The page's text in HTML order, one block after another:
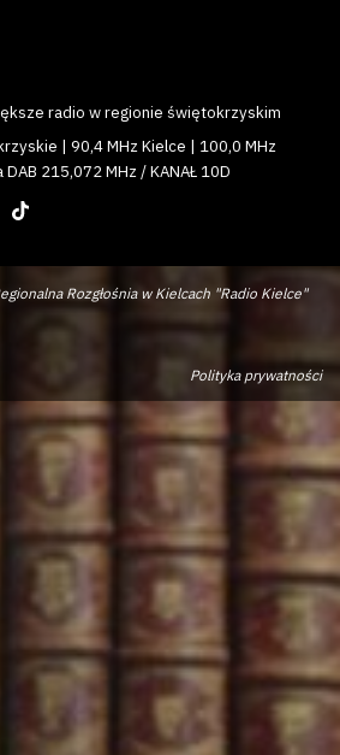
radio w regionie świętokrzyskim
| 90,4 MHz Kielce | 100,0 MHz
DAB 215,072 MHz / KANAŁ 10D
Rozgłośnia w Kielcach "Radio Kielce"
Polityka prywatności